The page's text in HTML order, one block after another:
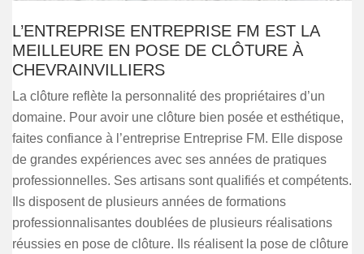
L’ENTREPRISE ENTREPRISE FM EST LA
MEILLEURE EN POSE DE CLÔTURE À
CHEVRAINVILLIERS
La clôture reflète la personnalité des propriétaires d’un
domaine. Pour avoir une clôture bien posée et esthétique,
faites confiance à l’entreprise Entreprise FM. Elle dispose
de grandes expériences avec ses années de pratiques
professionnelles. Ses artisans sont qualifiés et compétents.
Ils disposent de plusieurs années de formations
professionnalisantes doublées de plusieurs réalisations
réussies en pose de clôture. Ils réalisent la pose de clôture